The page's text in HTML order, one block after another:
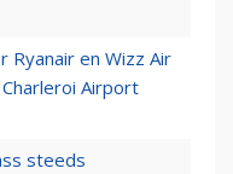
Ryanair en Wizz Air
Airport
steeds